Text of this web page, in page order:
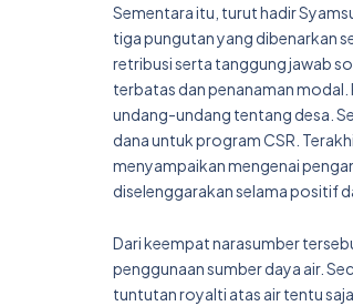
Sementara itu, turut hadir
tiga pungutan yang dibenarkan
retribusi serta tanggung jawab
terbatas dan penanaman modal.
undang-undang tentang desa.
dana untuk program CSR.
menyampaikan mengenai
diselenggarakan selama positif
Dari keempat narasumber
penggunaan sumber daya air.
tuntutan royalti atas air tentu